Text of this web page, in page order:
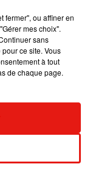
le single le plus
dévoilent leur
fermer", ou affiner en
mes choix".
sans
ce site. Vous
à tout
de chaque page.